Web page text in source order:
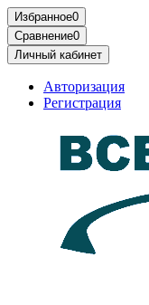
Избранное0
Сравнение0
Личный кабинет
Авторизация
Регистрация